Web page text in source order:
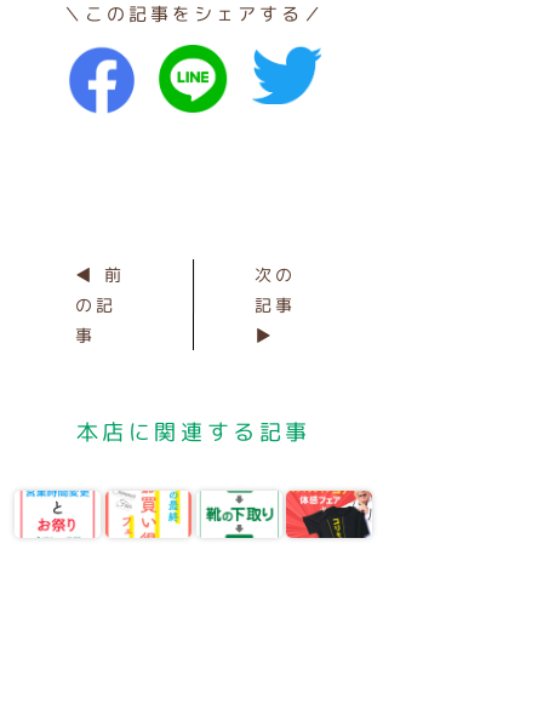
＼この記事をシェアする／
◀ 前
の記
事
次の
記事
▶
本店に関連する記事